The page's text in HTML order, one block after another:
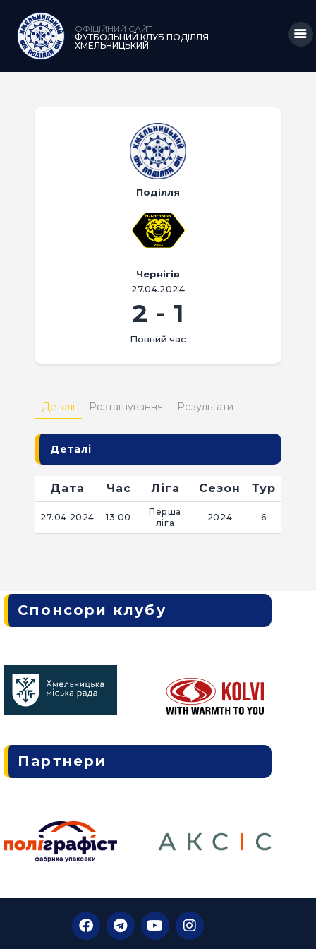
ОФІЦІЙНИЙ САЙТ
ФУТБОЛЬНИЙ КЛУБ ПОДІЛЛЯ
ХМЕЛЬНИЦЬКИЙ
КРАМНИЦЯ
Поділля
Чернігів
27.04.2024
2 - 1
Повний час
Деталі Розташування Результати
Деталі
Дата Час Ліга Сезон Тур
27.04.2024 13:00
Перша
ліга
2024 6
Спонсори клубу
Партнери